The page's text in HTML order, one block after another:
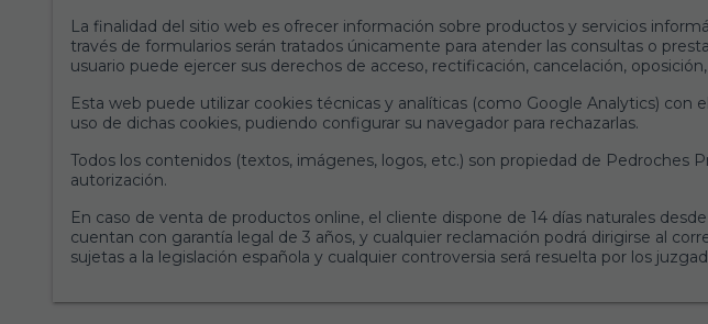
La finalidad del sitio web es ofrecer información sobre productos y servicios
través de formularios serán tratados únicamente para atender las consultas o
usuario puede ejercer sus derechos de acceso, rectificación, cancelación,
Esta web puede utilizar cookies técnicas y analíticas (como Google Analytics) con
uso de dichas cookies, pudiendo configurar su navegador para rechazarlas.
Todos los contenidos (textos, imágenes, logos, etc.) son propiedad de Pedroches
autorización.
En caso de venta de productos online, el cliente dispone de 14 días naturales
cuentan con garantía legal de 3 años, y cualquier reclamación podrá dirigirse al
sujetas a la legislación española y cualquier controversia será resuelta por los